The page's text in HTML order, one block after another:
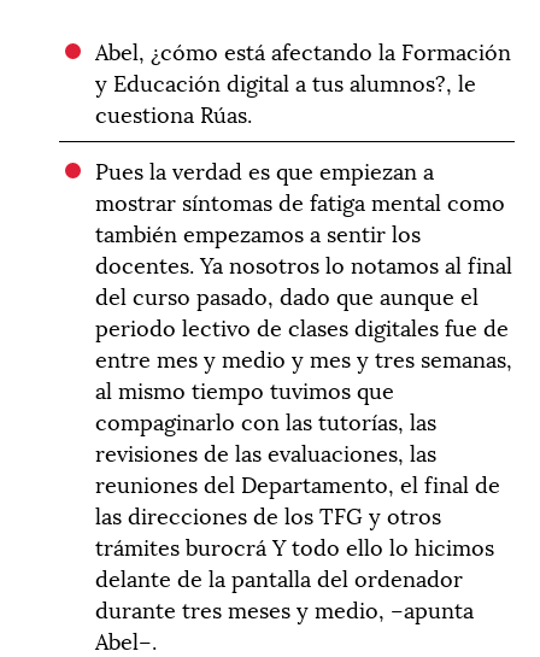
Abel, ¿cómo está afectando la Formación
y Educación digital a tus alumnos?, le
cuestiona Rúas.
Pues la verdad es que empiezan a
mostrar síntomas de fatiga mental como
también empezamos a sentir los
docentes. Ya nosotros lo notamos al final
del curso pasado, dado que aunque el
periodo lectivo de clases digitales fue de
entre mes y medio y mes y tres semanas,
al mismo tiempo tuvimos que
compaginarlo con las tutorías, las
revisiones de las evaluaciones, las
reuniones del Departamento, el final de
las direcciones de los TFG y otros
trámites burocrá Y todo ello lo hicimos
delante de la pantalla del ordenador
durante tres meses y medio, –apunta
Abel–.